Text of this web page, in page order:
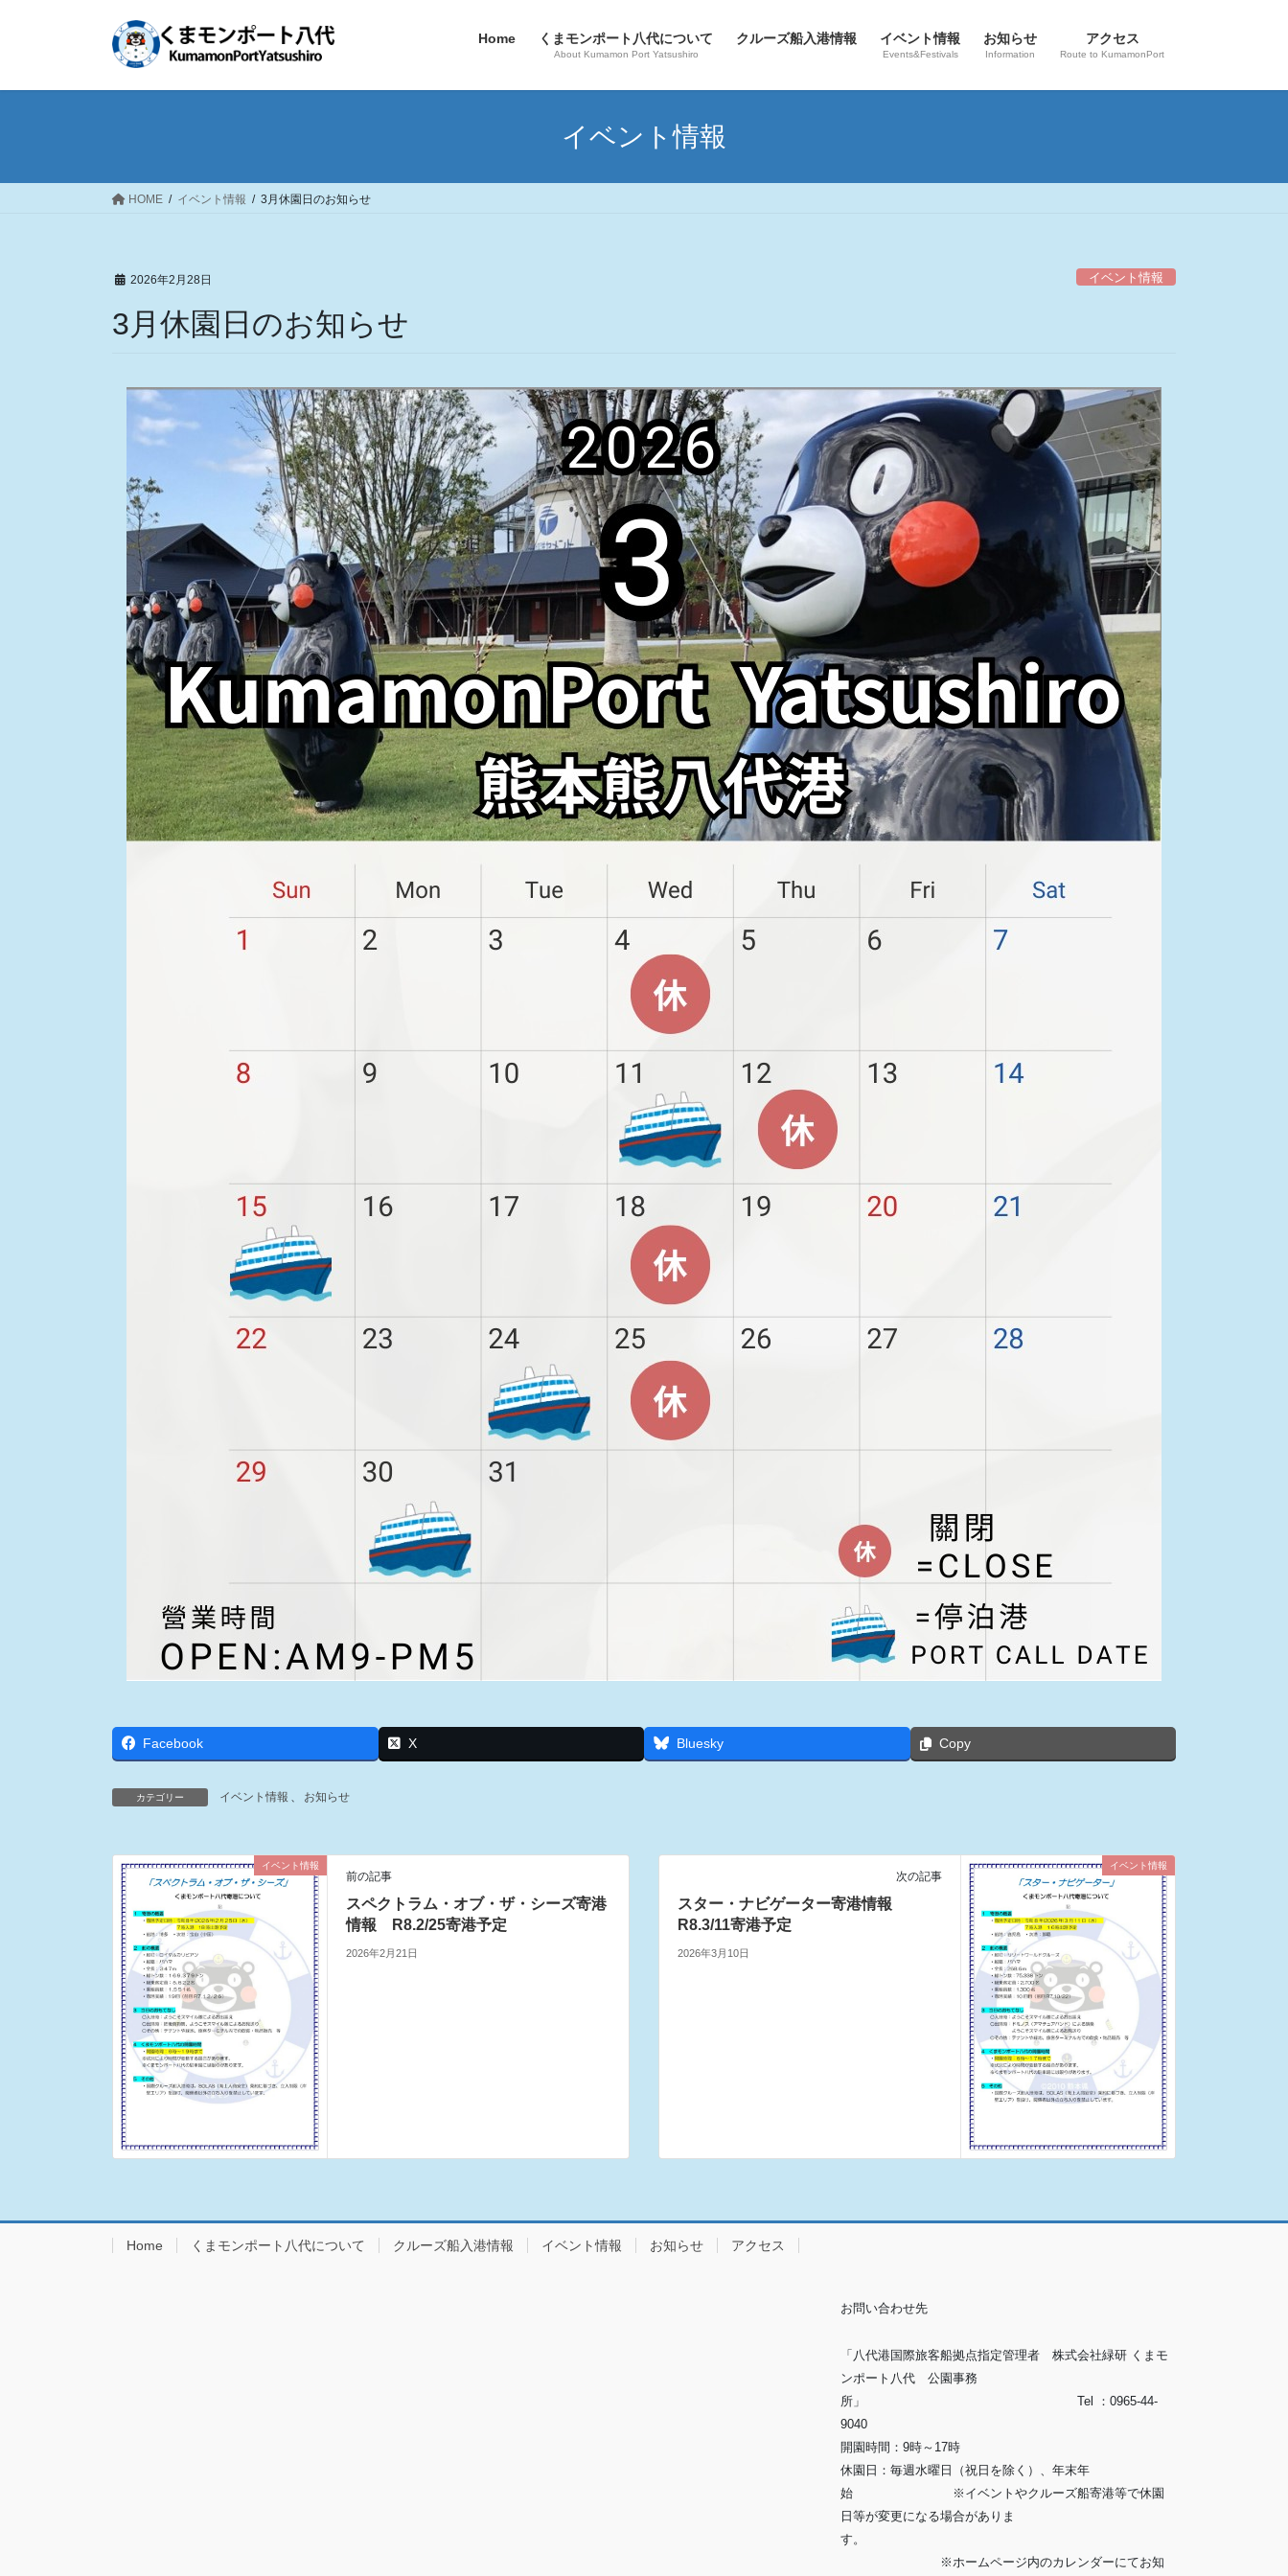
Home くまモンポート八代について
About Kumamon Port Yatsushiro
クルーズ船入港情報 イベント情報
Events&Festivals
お知らせ
Information
アクセス
Route to KumamonPort
イベント情報
HOME イベント情報 3月休園日のお知らせ
2026年2月28日 イベント情報
3月休園日のお知らせ
Facebook X Bluesky Copy
カテゴリー イベント情報 、 お知らせ
イベント情報
前の記事
スペクトラム・オブ・ザ・シーズ寄港
情報 R8.2/25寄港予定
2026年2月21日
イベント情報
次の記事
スター・ナビゲーター寄港情報
R8.3/11寄港予定
2026年3月10日
Home くまモンポート八代について クルーズ船入港情報 イベント情報 お知らせ アクセス
お問い合わせ先
「八代港国際旅客船拠点指定管理者 株式会社緑研 くまモ
ンポート八代 公園事務
所」 Tel ：0965-44-
9040
開園時間：9時～17時
休園日：毎週水曜日（祝日を除く）、年末年
始 ※イベントやクルーズ船寄港等で休園
日等が変更になる場合がありま
す。
※ホームページ内のカレンダーにてお知